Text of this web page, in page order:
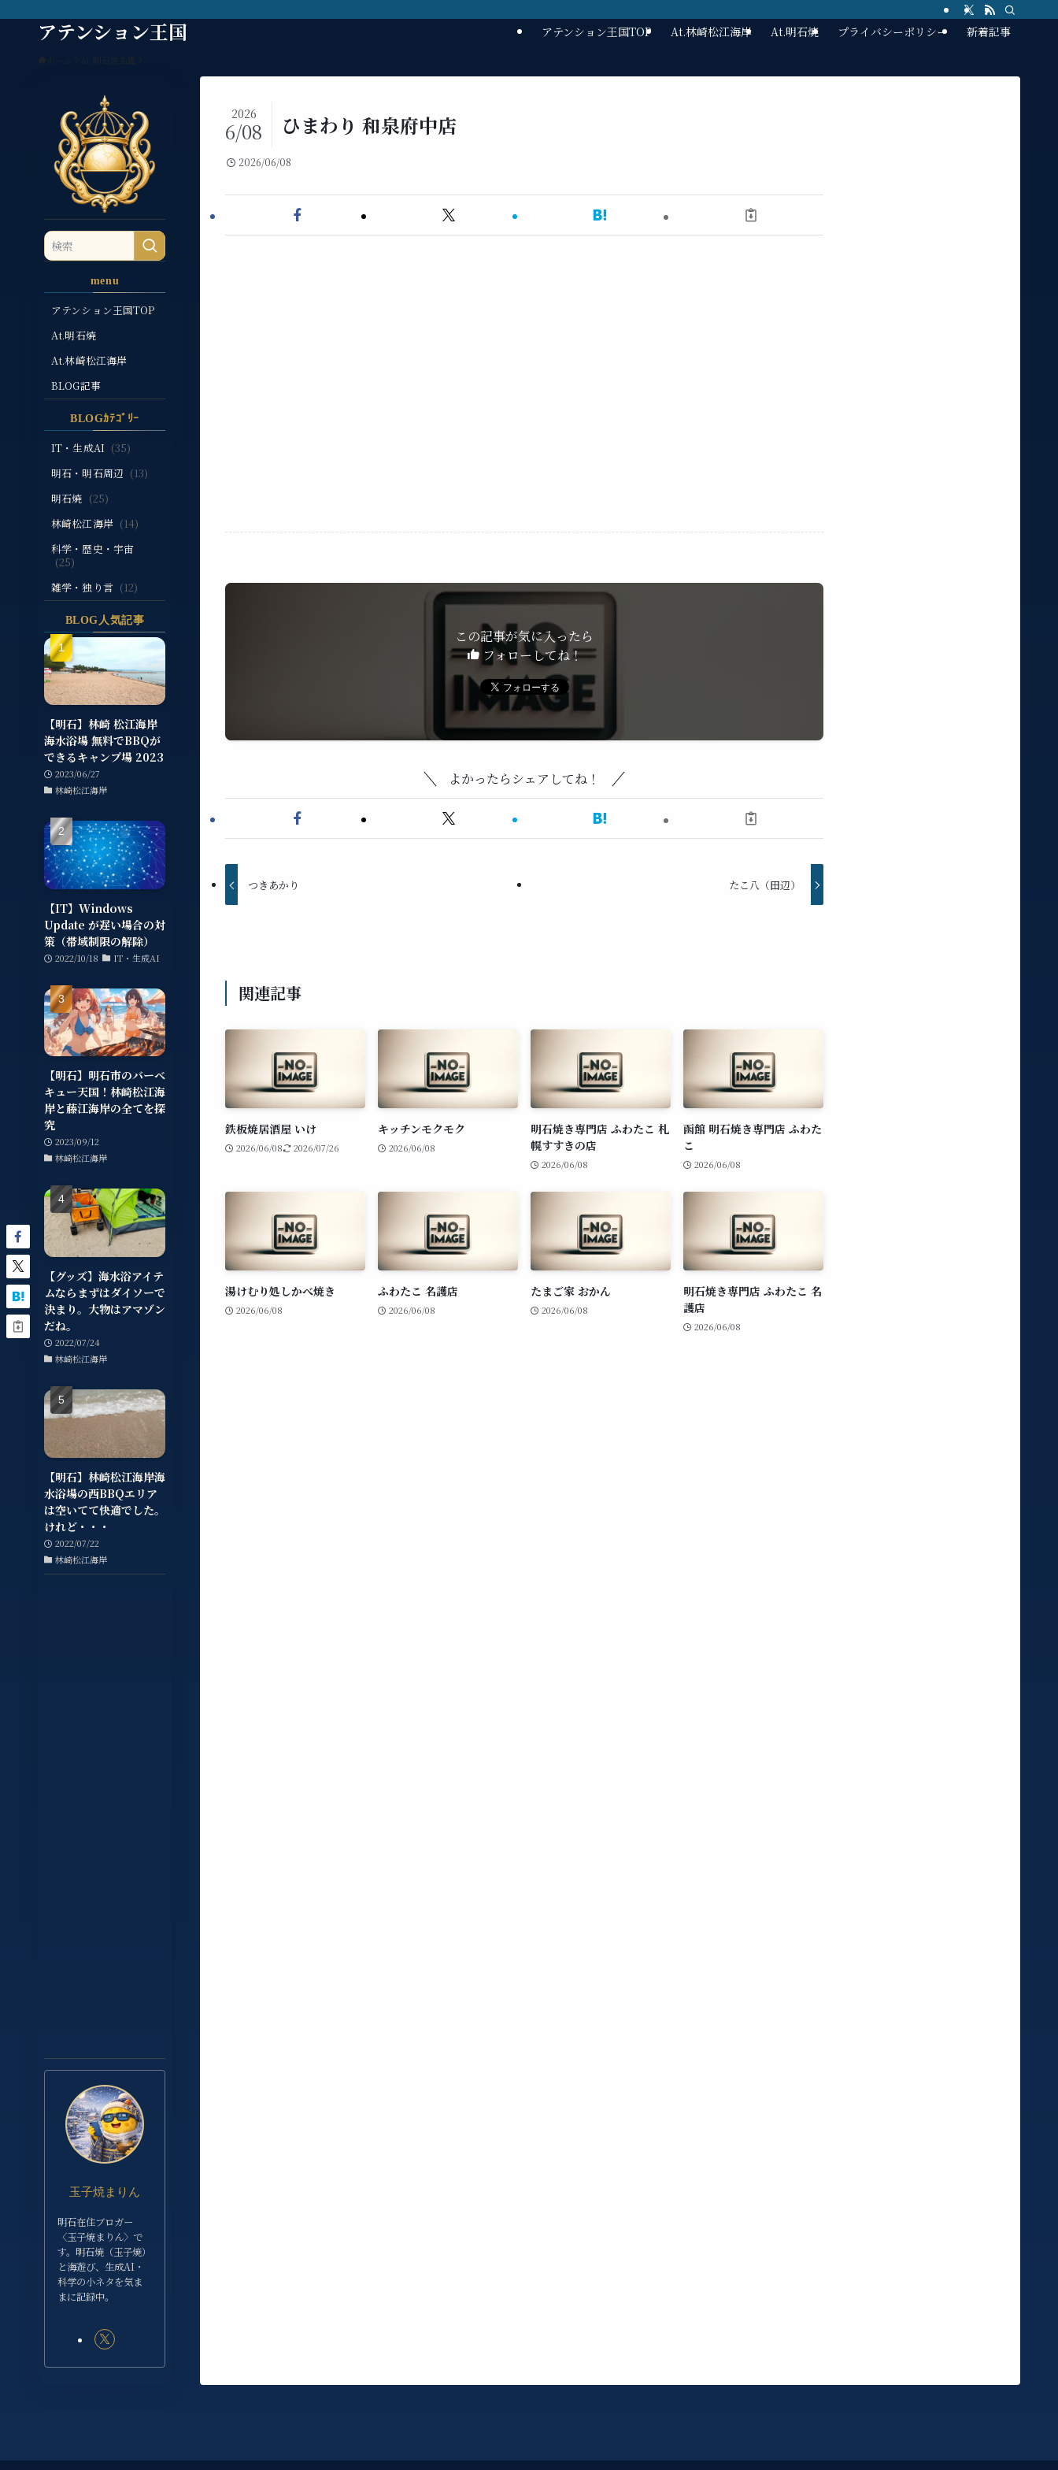
アテンション王国 アテンション王国TOP At.林崎松江海岸 At.明石焼 プライバシーポリシー 新着記事
ひまわり 和泉府中店
2026
6/08
2026/06/08
この記事が気に入ったら
フォローしてね！
よかったらシェアしてね！
つきあかり たこ八（田辺）
関連記事
鉄板焼居酒屋 いけ
2026/06/08 2026/07/26
キッチンモクモク
2026/06/08
明石焼き専門店 ふわたこ 札
幌すすきの店
2026/06/08
函館 明石焼き専門店 ふわた
こ
2026/06/08
湯けむり処しかべ焼き
2026/06/08
ふわたこ 名護店
2026/06/08
たまご家 おかん
2026/06/08
明石焼き専門店 ふわたこ 名
護店
2026/06/08
menu
アテンション王国TOP
At.明石焼
At.林崎松江海岸
BLOG記事
BLOGｶﾃｺﾞﾘｰ
IT・生成AI (35)
明石・明石周辺 (13)
明石焼 (25)
林崎松江海岸 (14)
科学・歴史・宇宙
(25)
雑学・独り言 (12)
BLOG人気記事
【明石】林崎 松江海岸
海水浴場 無料でBBQが
できるキャンプ場 2023
2023/06/27
林崎松江海岸
【IT】Windows
Update が遅い場合の対
策（帯域制限の解除）
2022/10/18 IT・生成AI
【明石】明石市のバーベ
キュー天国！林崎松江海
岸と藤江海岸の全てを探
究
2023/09/12
林崎松江海岸
【グッズ】海水浴アイテ
ムならまずはダイソーで
決まり。大物はアマゾン
だね。
2022/07/24
林崎松江海岸
【明石】林崎松江海岸海
水浴場の西BBQエリア
は空いてて快適でした。
けれど・・・
2022/07/22
林崎松江海岸
玉子焼まりん
明石在住ブロガー
〈玉子焼まりん〉で
す。明石焼（玉子焼）
と海遊び、生成AI・
科学の小ネタを気ま
まに記録中。